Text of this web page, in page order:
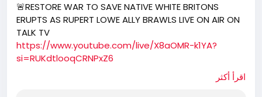
🚨RESTORE WAR TO SAVE NATIVE WHITE BRITONS
ERUPTS AS RUPERT LOWE ALLY BRAWLS LIVE ON AIR ON
TALK TV
https://www.youtube.com/live/X8aOMR-k1YA?
si=RUKdtlooqCRNPxZ6
population erupts after Rupert Lowe’s red-line
اقرأ أكثر